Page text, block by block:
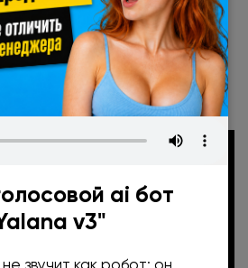
не сообщили о
лидах
ai бот
v3"